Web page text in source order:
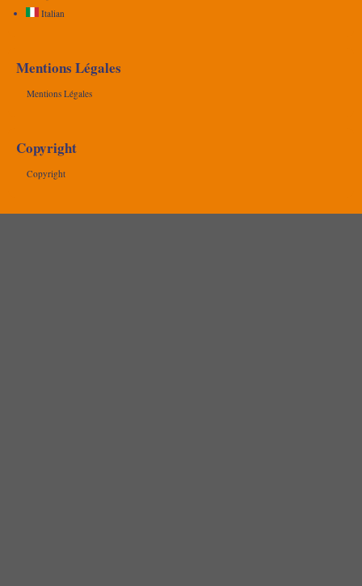
Italian
Mentions Légales
Mentions Légales
Copyright
Copyright